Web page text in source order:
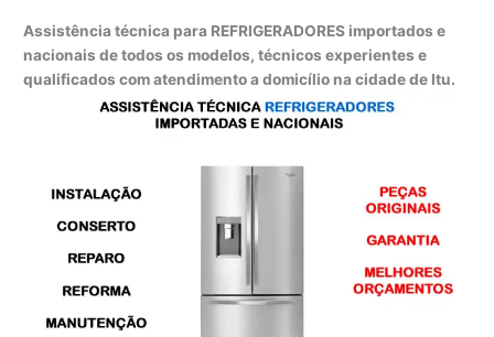
Assistência técnica para REFRIGERADORES importados e
nacionais de todos os modelos, técnicos experientes e
qualificados com atendimento a domicílio na cidade de Itu.